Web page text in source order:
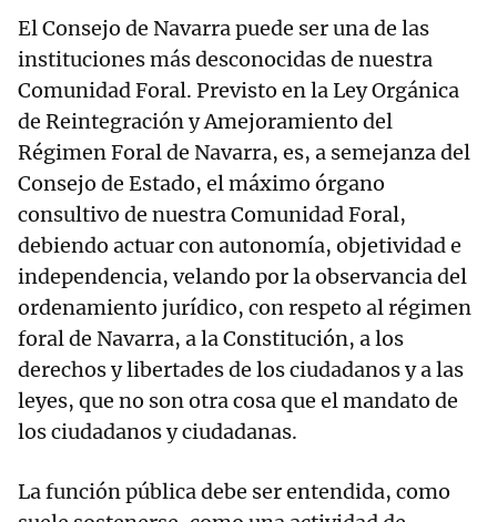
El Consejo de Navarra puede ser una de las
instituciones más desconocidas de nuestra
Comunidad Foral. Previsto en la Ley Orgánica
de Reintegración y Amejoramiento del
Régimen Foral de Navarra, es, a semejanza del
Consejo de Estado, el máximo órgano
consultivo de nuestra Comunidad Foral,
debiendo actuar con autonomía, objetividad e
independencia, velando por la observancia del
ordenamiento jurídico, con respeto al régimen
foral de Navarra, a la Constitución, a los
derechos y libertades de los ciudadanos y a las
leyes, que no son otra cosa que el mandato de
los ciudadanos y ciudadanas.
La función pública debe ser entendida, como